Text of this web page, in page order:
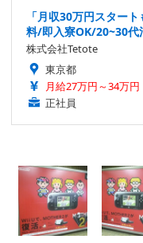
「月収30万円スター
料/即入寮OK/20~30代
株式会社Tetote
東京都
月給27万円～34万円
正社員